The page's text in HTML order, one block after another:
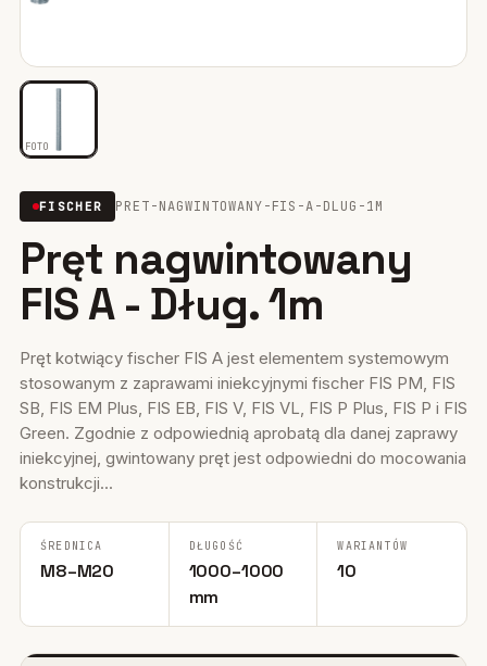
Mocowania do rusztowań
Wiertła i narzędzia
Mocowania elektryczne
Wkręty
Firestop
Systemy fasadowe 17
FOTO
FISCHER PRET-NAGWINTOWANY-FIS-A-DLUG-1M
Pręt nagwintowany
FIS A - Dług. 1m
Pręt kotwiący fischer FIS A jest elementem systemowym
stosowanym z zaprawami iniekcyjnymi fischer FIS PM, FIS
SB, FIS EM Plus, FIS EB, FIS V, FIS VL, FIS P Plus, FIS P i FIS
Green. Zgodnie z odpowiednią aprobatą dla danej zaprawy
iniekcyjnej, gwintowany pręt jest odpowiedni do mocowania
konstrukcji...
ŚREDNICA
M8–M20
DŁUGOŚĆ
1000–1000
mm
WARIANTÓW
10